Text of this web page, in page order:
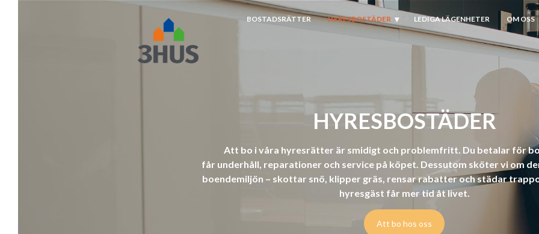
BOSTADSRÄTTER HYRESBOSTÄDER LEDIGA LÄGENHETER OM OSS
HYRESBOSTÄDER
Att bo i våra hyresrätter är smidigt och problemfritt. Du betalar för
får underhåll, reparationer och service på köpet. Dessutom sköter vi om
boendemiljön – skottar snö, klipper gräs, rensar rabatter och städar
hyresgäst får mer tid åt livet.
Att bo hos oss